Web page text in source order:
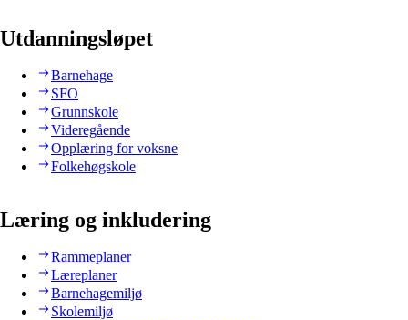
Utdanningsløpet
Barnehage
SFO
Grunnskole
Videregående
Opplæring for voksne
Folkehøgskole
Læring og inkludering
Rammeplaner
Læreplaner
Barnehagemiljø
Skolemiljø